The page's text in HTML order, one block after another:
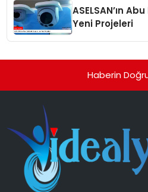
ASELSAN’ın
Yeni Projeleri
Haberin